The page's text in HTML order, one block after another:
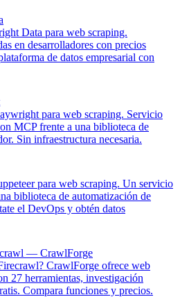
Data para web scraping.
en desarrolladores con precios
de datos empresarial con
para web scraping. Servicio
MCP frente a una biblioteca de
Sin infraestructura necesaria.
para web scraping. Un servicio
biblioteca de automatización de
el DevOps y obtén datos
— CrawlForge
CrawlForge ofrece web
27 herramientas, investigación
Compara funciones y precios.